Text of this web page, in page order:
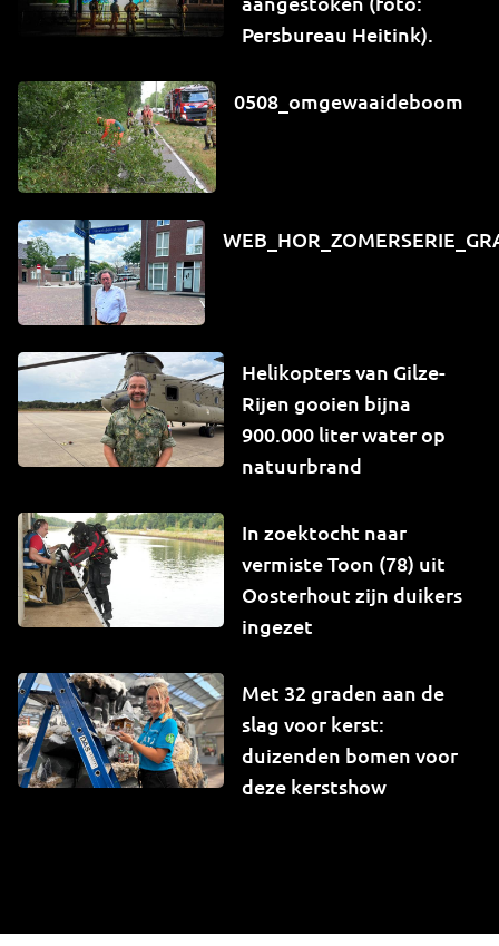
Persbureau Heitink).
0508_omgewaaideboom
Helikopters van Gilze-
Rijen gooien bijna
900.000 liter water op
natuurbrand
In zoektocht naar
vermiste Toon (78) uit
Oosterhout zijn duikers
ingezet
Met 32 graden aan de
slag voor kerst:
duizenden bomen voor
deze kerstshow